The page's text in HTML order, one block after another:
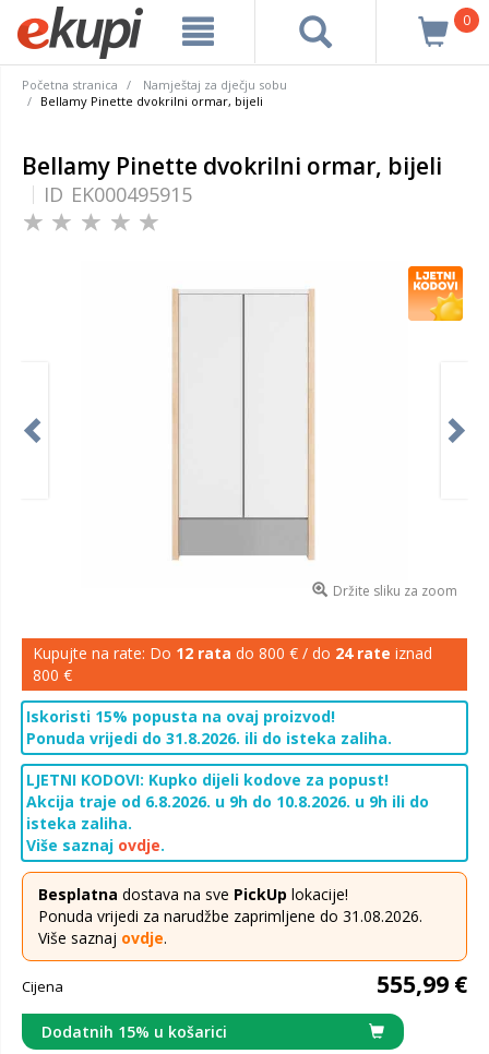
0
Početna stranica
Namještaj za dječju sobu
Bellamy Pinette dvokrilni ormar, bijeli
Bellamy Pinette dvokrilni ormar, bijeli
ID EK000495915
Držite sliku za zoom
Kupujte na rate: Do 12 rata do 800 € / do 24 rate iznad
800 €
Iskoristi 15% popusta na ovaj proizvod!
Ponuda vrijedi do 31.8.2026. ili do isteka zaliha.
LJETNI KODOVI: Kupko dijeli kodove za popust!
Akcija traje od 6.8.2026. u 9h do 10.8.2026. u 9h ili do
isteka zaliha.
Više saznaj ovdje.
Besplatna dostava na sve PickUp lokacije!
Ponuda vrijedi za narudžbe zaprimljene do 31.08.2026.
Više saznaj ovdje.
Cijena 555,99 €
Dodatnih 15% u košarici